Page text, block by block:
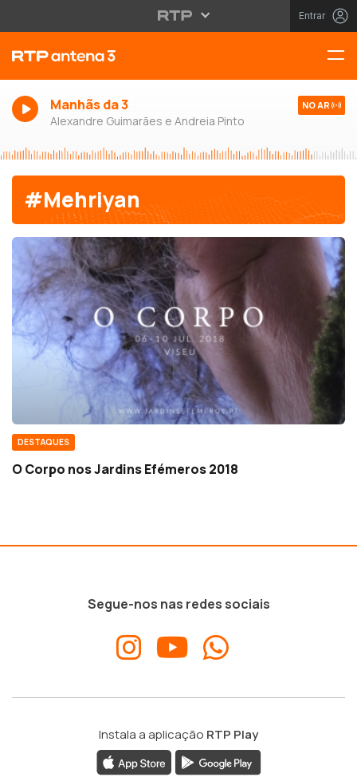
Entrar
Manhãs da 3
Alexandre Guimarães e Andreia Pinto
NO AR
#Mehriyan
DESTAQUES
O Corpo nos Jardins Efémeros 2018
Segue-nos nas redes sociais
Instala a aplicação RTP Play